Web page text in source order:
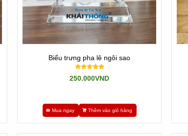
Biểu trưng pha lê ngôi sao
250.000VND
Mua ngay Thêm vào giỏ hàng